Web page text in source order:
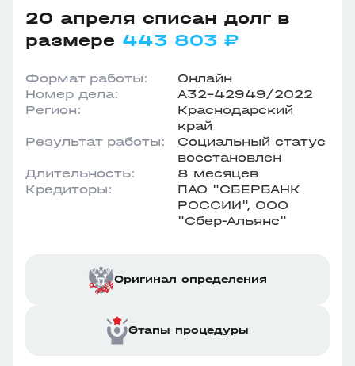
20 апреля списан долг в
размере 443 803 ₽
Формат работы:
Онлайн
Номер дела:
А32-42949/2022
Регион:
Краснодарский
край
Результат работы:
Социальный статус
восстановлен
Длительность:
8 месяцев
Кредиторы:
ПАО "СБЕРБАНК
РОССИИ", ООО
"Сбер-Альянс"
Оригинал определения
Этапы процедуры